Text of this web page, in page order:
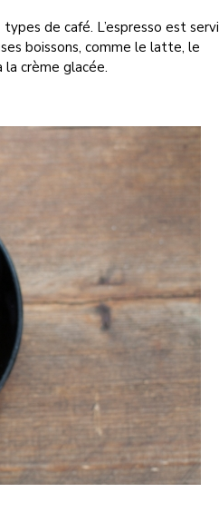
de café. L’espresso est servi
boissons, comme le latte, le
la crème glacée.